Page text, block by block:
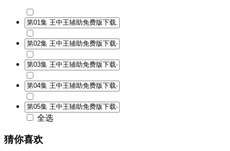
全选
猜你喜欢